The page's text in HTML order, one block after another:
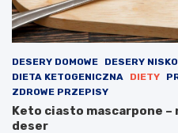
DESERY DOMOWE
DESERY
DIETA KETOGENICZNA
DIETY
ZDROWE PRZEPISY
Keto ciasto mascarpone
deser